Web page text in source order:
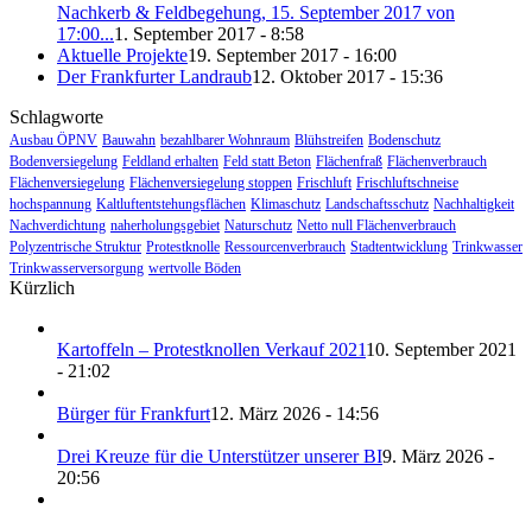
Nachkerb & Feldbegehung, 15. September 2017 von
17:00...1. September 2017 - 8:58
Aktuelle Projekte19. September 2017 - 16:00
Der Frankfurter Landraub12. Oktober 2017 - 15:36
Schlagworte
Ausbau ÖPNV Bauwahn bezahlbarer Wohnraum Blühstreifen Bodenschutz
Bodenversiegelung Feldland erhalten Feld statt Beton Flächenfraß Flächenverbrauch
Flächenversiegelung Flächenversiegelung stoppen Frischluft Frischluftschneise
hochspannung Kaltluftentstehungsflächen Klimaschutz Landschaftsschutz Nachhaltigkeit
Nachverdichtung naherholungsgebiet Naturschutz Netto null Flächenverbrauch
Polyzentrische Struktur Protestknolle Ressourcenverbrauch Stadtentwicklung Trinkwasser
Trinkwasserversorgung wertvolle Böden
Kürzlich
Kartoffeln – Protestknollen Verkauf 202110. September 2021
- 21:02
Bürger für Frankfurt12. März 2026 - 14:56
Drei Kreuze für die Unterstützer unserer BI9. März 2026 -
20:56